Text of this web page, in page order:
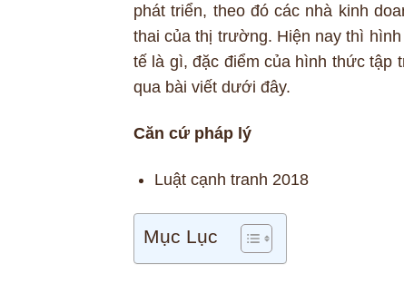
phát triển, theo đó các nhà kinh
thai của thị trường. Hiện nay thì
tế là gì, đặc điểm của hình thức tập
qua bài viết dưới đây.
Căn cứ pháp lý
Luật cạnh tranh 2018
Mục Lục